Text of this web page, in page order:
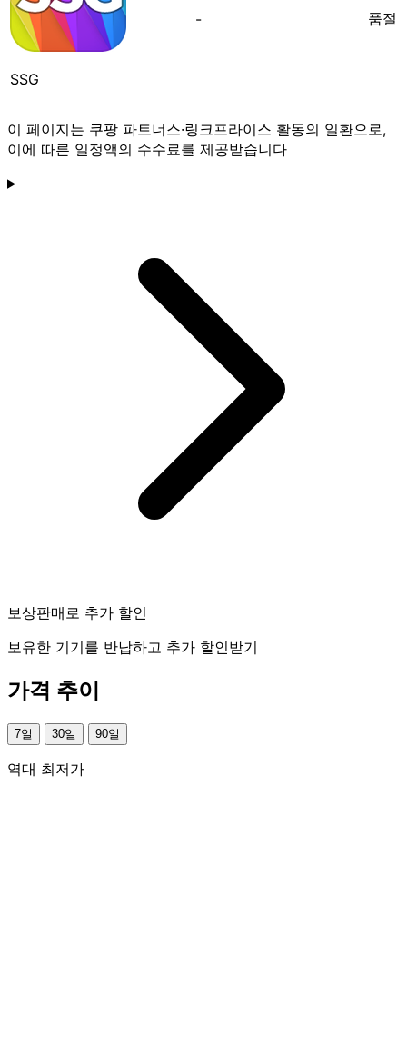
SSG
- 품절
이 페이지는 쿠팡 파트너스·링크프라이스 활동의 일환으로,
이에 따른 일정액의 수수료를 제공받습니다
보상판매로 추가 할인
보유한 기기를 반납하고 추가 할인받기
가격 추이
7일 30일 90일
역대 최저가